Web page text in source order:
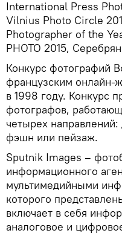
International Press
Vilnius Photo Circle
Photographer of the
PHOTO 2015,
Конкурс фотографий
французским онлайн-
в 1998 году. Конкурс
фотографов,
четырех направлений:
фэшн или пейзаж.
Sputnik Images –
информационного
мультимедийными
которого
включает в себя
аналоговое и